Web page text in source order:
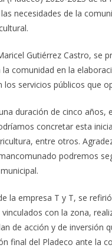
necesidades de la
Gutiérrez Castro, se
comunidad en la
servicios públicos que
duración de cinco años,
concretar esta
entre otros.
podremos
la empresa T y T, se
con la zona,
de acción y de inversión
final del Pladeco ante la